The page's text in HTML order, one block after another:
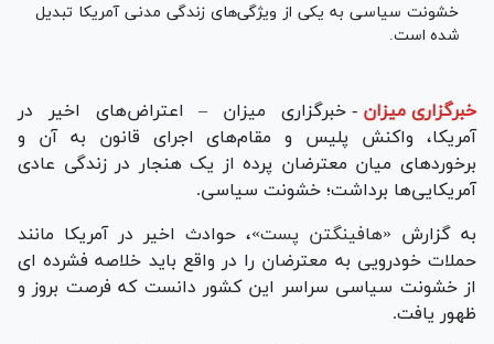
خشونت سیاسی به یکی از ویژگی‌های زندگی مدنی آمریکا تبدیل
شده است.
خبرگزاری میزان - خبرگزاری میزان – اعتراض‌های اخیر در
آمریکا، واکنش پلیس و مقام‌های اجرای قانون به آن و
برخوردهای میان معترضان پرده از یک هنجار در زندگی عادی
آمریکایی‌ها برداشت؛ خشونت سیاسی.
به گزارش «هافینگتن پست»، حوادث اخیر در آمریکا مانند
حملات خودرویی به معترضان را در واقع باید خلاصه فشرده ای
از خشونت سیاسی سراسر این کشور دانست که فرصت بروز و
ظهور یافت.